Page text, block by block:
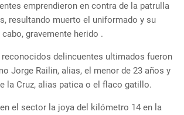
emprendieron en contra de la patrulla
resultando muerto el uniformado y su
gravemente herido .
delincuentes ultimados fueron
Jorge Railin, alias, el menor de 23 años y
la Cruz, alias patica o el flaco gatillo.
el sector la joya del kilómetro 14 en la